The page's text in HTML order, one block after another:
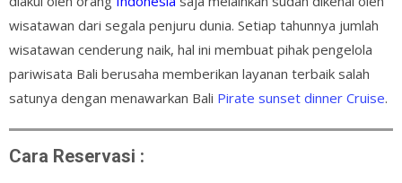
wisatawan dari segala penjuru dunia. Setiap tahunnya jumlah
wisatawan cenderung naik, hal ini membuat pihak pengelola
pariwisata Bali berusaha memberikan layanan terbaik salah
satunya dengan menawarkan Bali Pirate sunset dinner Cruise.
Cara Reservasi :